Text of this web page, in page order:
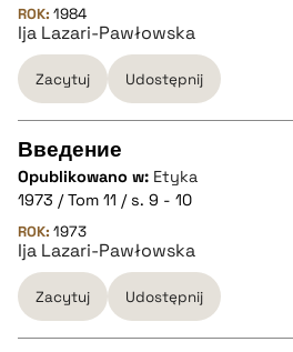
pobierz cytat
BIBTEX
pobierz cytat
ROK: 1984
Ija Lazari-Pawłowska
Zacytuj Udostępnij
CZYSTY TEKST
pobierz cytat
BIBTEX
Введение
Opublikowano w: Etyka
1973 / Tom 11 / s. 9 - 10
ROK: 1973
Ija Lazari-Pawłowska
Zacytuj Udostępnij